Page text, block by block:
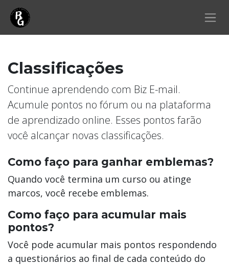
Pular para o conteúdo
Classificações
Continue aprendendo com Biz E-mail.
Acumule pontos no fórum ou na plataforma
de aprendizado online. Esses pontos farão
você alcançar novas classificações.
Como faço para ganhar emblemas?
Quando você termina um curso ou atinge
marcos, você recebe emblemas.
Como faço para acumular mais
pontos?
Você pode acumular mais pontos respondendo
a questionários ao final de cada conteúdo do